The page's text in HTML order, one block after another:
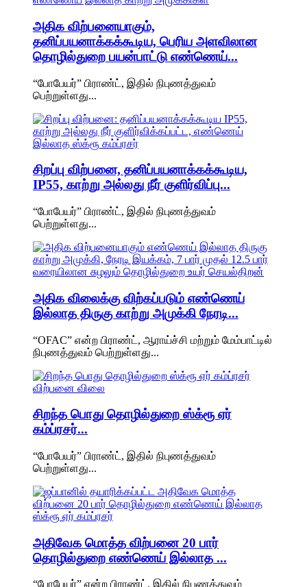
அதிக விற்பனையாகும்,
தனிப்பயனாக்கக்கூடிய, பெரிய அளவிலான
தொழில்துறை பயன்பாட்டு எண்ணெய்...
“போபேயர்” பிராண்ட், இதில் நிபுணத்துவம்
பெற்றுள்ளது...
சிறப்பு விற்பனை, தனிப்பயனாக்கக்கூடிய,
IP55, காற்று அல்லது நீர் குளிர்விப்பு...
“போபேயர்” பிராண்ட், இதில் நிபுணத்துவம்
பெற்றுள்ளது...
அதிக விலைக்கு விற்கப்படும் எண்ணெய்
இல்லாத திருகு காற்று அமுக்கி நேரடி...
“OFAC” என்ற பிராண்ட், ஆராய்ச்சி மற்றும் மேம்பாட்டில்
நிபுணத்துவம் பெற்றுள்ளது...
சிறந்த பொது தொழில்துறை ஸ்க்ரூ ஏர்
கம்ப்ரசர்...
“போபேயர்” பிராண்ட், இதில் நிபுணத்துவம்
பெற்றுள்ளது...
அதிவேக மொத்த விற்பனை 20 பார்
தொழில்துறை எண்ணெய் இல்லாத ...
“போபேயர்” என்ற பிராண்ட், இதில் நிபுணத்துவம்